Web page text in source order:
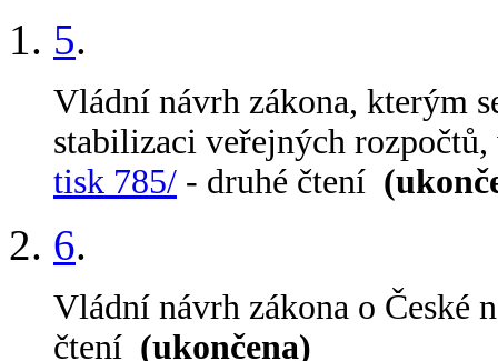
5.
Vládní návrh zákona, kterým
stabilizaci veřejných
tisk 785/ - druhé čtení
6.
Vládní návrh zákona o České
čtení (ukončena)